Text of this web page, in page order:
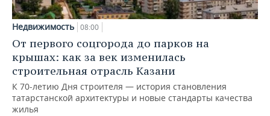
Недвижимость 08:00
От первого соцгорода до парков на
крышах: как за век изменилась
строительная отрасль Казани
К 70-летию Дня строителя — история становления
татарстанской архитектуры и новые стандарты качества
жилья